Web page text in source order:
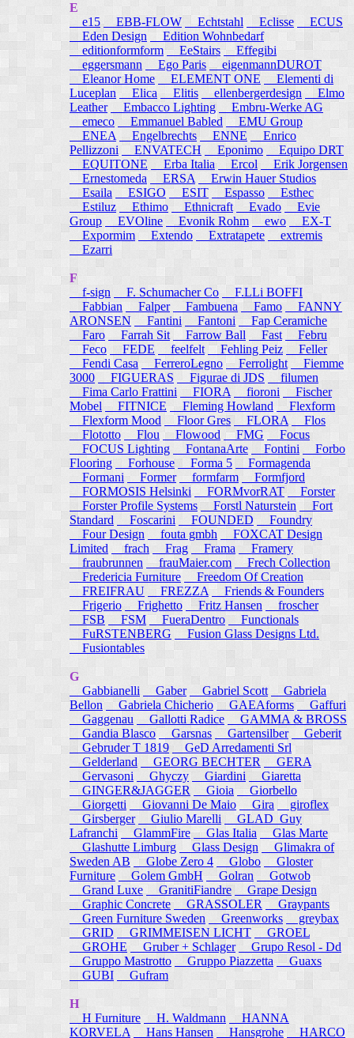
E
e15 EBB-FLOW Echtstahl Eclisse
ECUS
Eden Design
Edition Wohnbedarf
editionformform
EeStairs
Effegibi
eggersmann
Ego Paris
eigenmannDUROT
Eleanor Home
ELEMENT ONE
Elementi di
Luceplan
Elica Elitis ellenbergerdesign
Elmo
Leather
Embacco Lighting
Embru-Werke AG
emeco
Emmanuel Babled
EMU Group
ENEA
Engelbrechts ENNE
Enrico
Pellizzoni ENVATECH Eponimo
Equipo DRT
EQUITONE
Erba Italia Ercol
Erik Jorgensen
Ernestomeda
ERSA
Erwin Hauer Studios
Esaila
ESIGO ESIT Espasso
Esthec
Estiluz
Ethimo Ethnicraft Evado
Evie
Group
EVOline Evonik Rohm ewo
EX-T
Expormim
Extendo Extratapete
extremis
Ezarri
F
f-sign
F. Schumacher Co
F.LLi BOFFI
Fabbian
Falper Fambuena Famo
FANNY
ARONSEN
Fantini Fantoni
Fap Ceramiche
Faro
Farrah Sit Farrow Ball Fast
Febru
Feco
FEDE feelfelt Fehling Peiz
Feller
Fendi Casa
FerreroLegno Ferrolight
Fiemme
3000
FIGUERAS Figurae di JDS
filumen
Fima Carlo Frattini
FIORA fioroni
Fischer
Mobel
FITNICE Fleming Howland
Flexform
Flexform Mood
Floor Gres FLORA
Flos
Flototto
Flou Flowood FMG
Focus
FOCUS Lighting
FontanaArte Fontini
Forbo
Flooring
Forhouse Forma 5
Formagenda
Formani
Former formfarm
Formfjord
FORMOSIS Helsinki
FORMvorRAT
Forster
Forster Profile Systems
Forstl Naturstein
Fort
Standard
Foscarini FOUNDED
Foundry
Four Design
fouta gmbh
FOXCAT Design
Limited
frach Frag Frama
Framery
fraubrunnen
frauMaier.com
Frech Collection
Fredericia Furniture
Freedom Of Creation
FREIFRAU
FREZZA
Friends & Founders
Frigerio
Frighetto Fritz Hansen
froscher
FSB
FSM FueraDentro
Functionals
FuRSTENBERG
Fusion Glass Designs Ltd.
Fusiontables
G
Gabbianelli
Gaber Gabriel Scott
Gabriela
Bellon
Gabriela Chicherio GAEAforms
Gaffuri
Gaggenau
Gallotti Radice
GAMMA & BROSS
Gandia Blasco
Garsnas Gartensilber
Geberit
Gebruder T 1819
GeD Arredamenti Srl
Gelderland
GEORG BECHTER
GERA
Gervasoni
Ghyczy Giardini
Giaretta
GINGER&JAGGER
Gioia
Giorbello
Giorgetti
Giovanni De Maio Gira
giroflex
Girsberger
Giulio Marelli
GLAD_Guy
Lafranchi
GlammFire Glas Italia
Glas Marte
Glashutte Limburg
Glass Design
Glimakra of
Sweden AB
Globe Zero 4 Globo
Gloster
Furniture
Golem GmbH Golran
Gotwob
Grand Luxe
GranitiFiandre
Grape Design
Graphic Concrete
GRASSOLER
Graypants
Green Furniture Sweden
Greenworks
greybax
GRID
GRIMMEISEN LICHT
GROEL
GROHE
Gruber + Schlager
Grupo Resol - Dd
Gruppo Mastrotto
Gruppo Piazzetta
Guaxs
GUBI
Gufram
H
H Furniture
H. Waldmann
HANNA
KORVELA
Hans Hansen Hansgrohe HARCO